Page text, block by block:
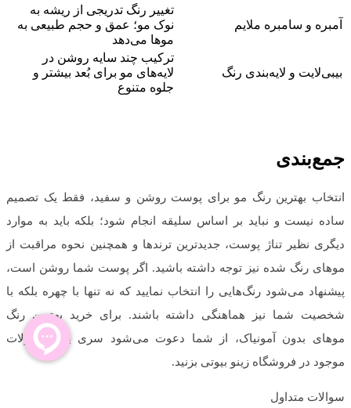
آمبره و سامبره ملایم
تغییر رنگ تدریجی از ریشه به
نوک مو؛ عمق و حجم طبیعی به
موها می‌دهد
بیبی‌لایت و لایه‌بندی رنگ
ترکیب چند سایه روشن در
لایه‌های مو برای بُعد بیشتر و
جلوه متنوع
جمع‌بندی
انتخاب بهترین رنگ مو برای پوست روشن و سفید، فقط یک تصمیم
ساده نیست و نباید بر اساس سلیقه انجام شود؛ بلکه باید به موارد
دیگری نظیر تناژ پوست، جدیدترین ترندها و همچنین نحوه مراقبت از
موهای رنگ شده نیز توجه داشته باشید. اگر پوست شما روشن است،
پیشنهاد می‌شود رنگ‌هایی را انتخاب نمایید که نه تنها با چهره بلکه با
شخصیت شما نیز هماهنگی داشته باشند. برای خرید بهترین رنگ‌
موهای بدون آمونیاک، از شما دعوت می‌شود سری به محصولات
موجود در فروشگاه زینو بیوتی بزنید.
سوالات متداول